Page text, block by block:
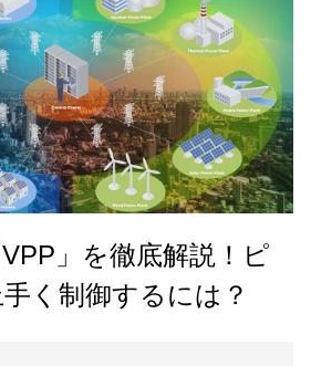
」を徹底解説！ピ
く制御するには？